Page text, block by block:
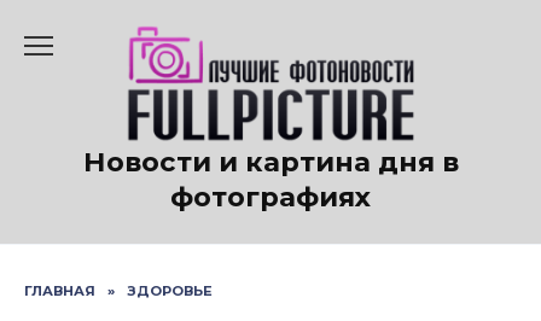
содержанию
Новости и картина дня в
фотографиях
ГЛАВНАЯ » ЗДОРОВЬЕ